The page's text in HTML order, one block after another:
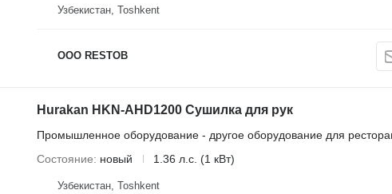
Узбекистан, Тоshkent
OOO RESTOB
Hurakan HKN-AHD1200 Сушилка для рук
Промышленное оборудование - другое оборудование для
Состояние
новый 1.36 л.с. (1 кВт)
Узбекистан, Тоshkent